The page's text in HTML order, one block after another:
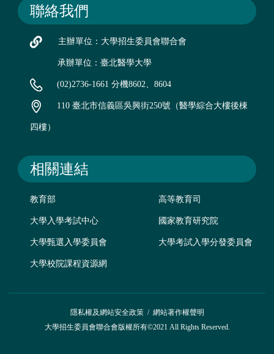
聯絡我們
主辦單位：大學招生委員會聯合會
承辦單位：臺北醫學大學
(02)2736-1661 分機8602、8604
110 臺北市信義區吳興街250號（醫學綜合大樓後棟
四樓）
相關連結
教育部 高等教育司
大學入學考試中心 國家教育研究院
大學甄選入學委員會 大學考試入學分發委員會
大學校院課程資源網
隱私權及網站安全政策/ 網站著作權聲明
大學招生委員會聯合會版權所有©2021 All Rights Reserved.